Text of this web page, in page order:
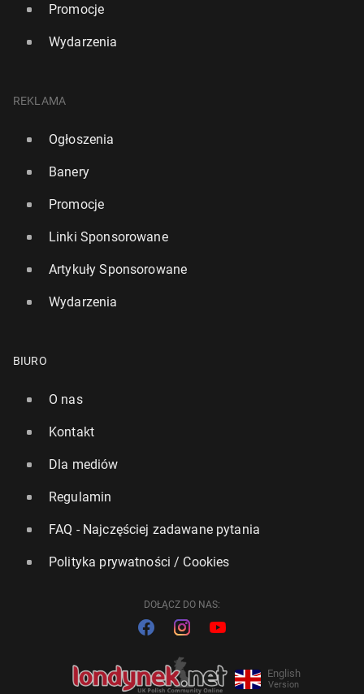
Promocje
Wydarzenia
REKLAMA
Ogłoszenia
Banery
Promocje
Linki Sponsorowane
Artykuły Sponsorowane
Wydarzenia
BIURO
O nas
Kontakt
Dla mediów
Regulamin
FAQ - Najczęściej zadawane pytania
Polityka prywatności / Cookies
DOŁĄCZ DO NAS:
English
Version